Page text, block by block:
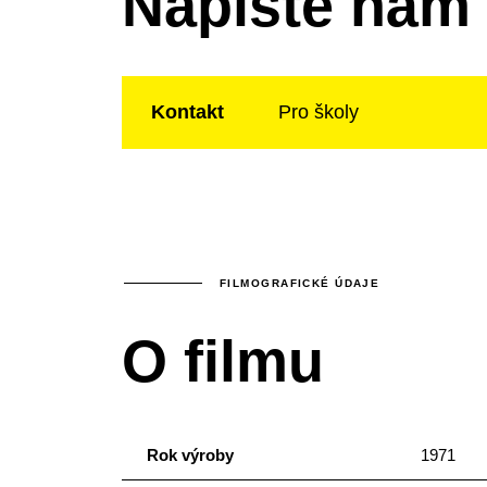
Kontakt Pro školy
FILMOGRAFICKÉ ÚDAJE
O filmu
Rok výroby 1971